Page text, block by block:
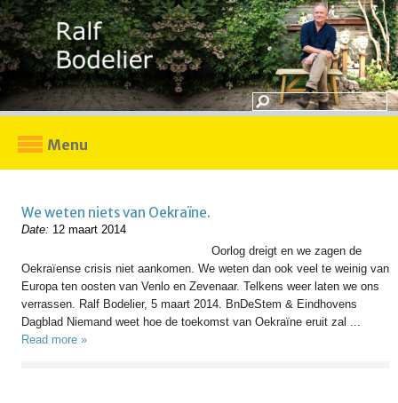
Menu
We weten niets van Oekraïne.
Date: 12 maart 2014
Oorlog dreigt en we zagen de
Oekraïense crisis niet aankomen. We weten dan ook veel te weinig van
Europa ten oosten van Venlo en Zevenaar. Telkens weer laten we ons
verrassen. Ralf Bodelier, 5 maart 2014. BnDeStem & Eindhovens
Dagblad Niemand weet hoe de toekomst van Oekraïne eruit zal ...
Read more »